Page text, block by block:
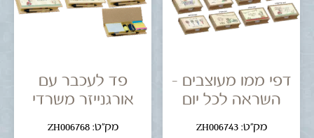
דפי ממו מעוצבים –
השראה לכל יום
מק"ט: ZH006743
פד לעכבר עם
אורגנייזר משרדי
מק"ט: ZH006768